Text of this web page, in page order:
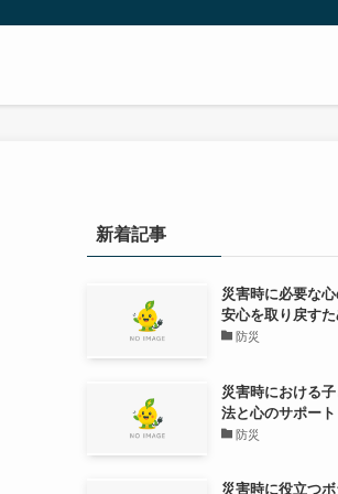
新着記事
災害時に必要な
安心を取り戻す
防災
災害時における
法と心のサポート
防災
災害時に役立つ